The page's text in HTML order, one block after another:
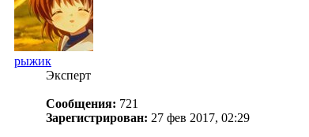
рыжик
Эксперт
Сообщения: 721
Зарегистрирован: 27 фев 2017, 02:29